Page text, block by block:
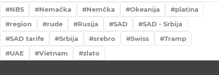
NBS
Nemačka Nemčka Okeanija
platina
region
rude Rusija SAD
SAD - Srbija
SAD tarife
Srbija srebro Swiss
Tramp
UAE
Vietnam zlato